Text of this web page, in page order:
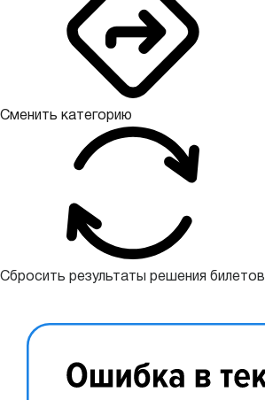
Сменить категорию
Сбросить результаты решения билетов